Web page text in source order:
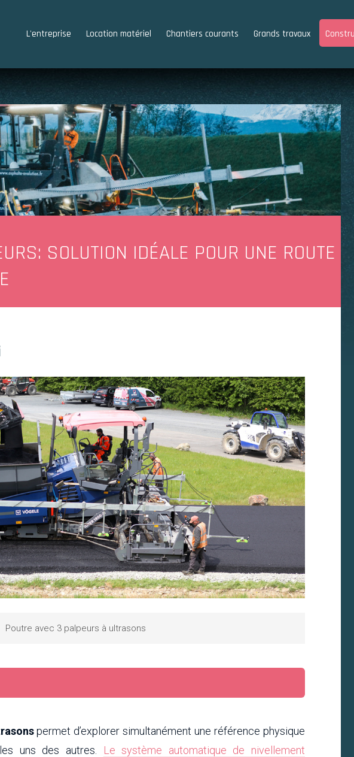
L'entreprise Location matériel Chantiers courants Grands travaux
: SOLUTION IDÉALE POUR UNE ROUTE
Poutre avec 3 palpeurs à ultrasons
permet d’explorer simultanément une référence physique
uns des autres.
Le système automatique de nivellement